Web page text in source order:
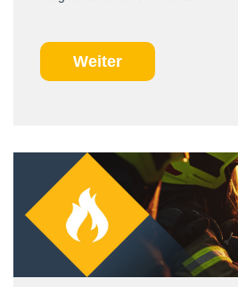
Weiter